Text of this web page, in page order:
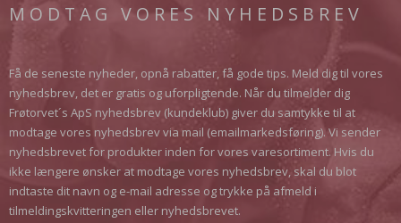
MODTAG VORES NYHEDSBREV
Få de seneste nyheder, opnå rabatter, få gode tips. Meld dig til vores
nyhedsbrev, det er gratis og uforpligtende. Når du tilmelder dig
Frøtorvet´s ApS nyhedsbrev (kundeklub) giver du samtykke til at
modtage vores nyhedsbrev via mail (emailmarkedsføring). Vi sender
nyhedsbrevet for produkter inden for vores varesortiment. Hvis du
ikke længere ønsker at modtage vores nyhedsbrev, skal du blot
indtaste dit navn og e-mail adresse og trykke på afmeld i
tilmeldingskvitteringen eller nyhedsbrevet.